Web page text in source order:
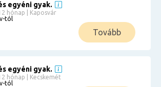
egyéni gyak.
hónap | Kaposvár
tól
Tovább
egyéni gyak.
hónap | Kecskemét
tól